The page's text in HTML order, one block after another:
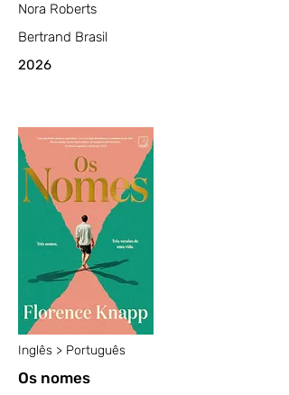
Nora Roberts
Bertrand Brasil
2026
Inglês > Português
Os nomes